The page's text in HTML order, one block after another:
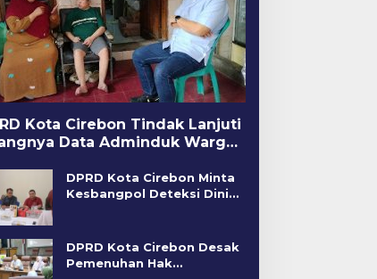
Kota Cirebon Tindak Lanjuti
Data Adminduk Warga
DPRD Kota Cirebon Minta
Kesbangpol Deteksi Dini
DPRD Kota Cirebon Desak
Pemenuhan Hak